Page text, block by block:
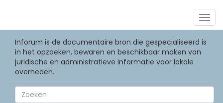
Inforum is de documentaire bron die gespecialiseerd is
in het opzoeken, bewaren en beschikbaar maken van
juridische en administratieve informatie voor lokale
overheden.